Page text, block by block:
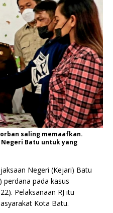
saling memaafkan.
Batu untuk yang
Negeri (Kejari) Batu
perdana pada kasus
Pelaksanaan RJ itu
Kota Batu.